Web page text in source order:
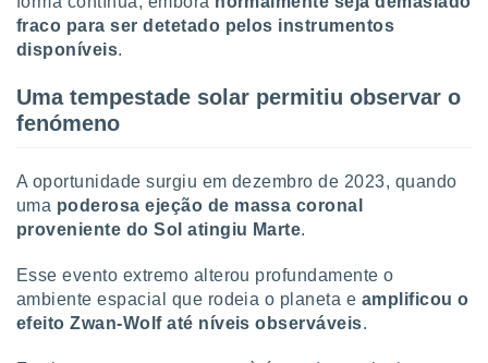
o
de
ou
e melhorar
dados
fraco para ser detetado pelos instrumentos
disponíveis.
Uma tempestade solar permitiu observar o
fenómeno
A oportunidade surgiu em dezembro de 2023, quando
uma poderosa ejeção de massa coronal
proveniente do Sol atingiu Marte.
Esse evento extremo alterou profundamente o
ambiente espacial que rodeia o planeta e amplificou o
efeito Zwan-Wolf até níveis observáveis.